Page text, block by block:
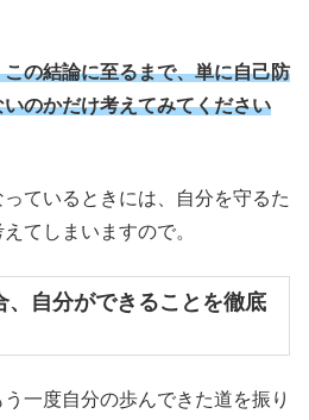
の結論に至るまで、単に自己防
のかだけ考えてみてください
ているときには、自分を守るた
てしまいますので。
、自分ができることを徹底
一度自分の歩んできた道を振り